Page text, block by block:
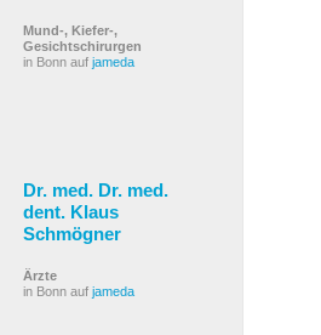
Mund-, Kiefer-,
Gesichtschirurgen
in Bonn auf jameda
Dr. med. Dr. med.
dent. Klaus
Schmögner
Ärzte
in Bonn auf jameda